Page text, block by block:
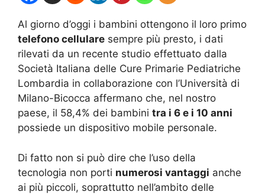
Al giorno d’oggi i bambini ottengono il loro primo
telefono cellulare sempre più presto, i dati
rilevati da un recente studio effettuato dalla
Società Italiana delle Cure Primarie Pediatriche
Lombardia in collaborazione con l’Università di
Milano-Bicocca affermano che, nel nostro
paese, il 58,4% dei bambini tra i 6 e i 10 anni
possiede un dispositivo mobile personale.
Di fatto non si può dire che l’uso della
tecnologia non porti numerosi vantaggi anche
ai più piccoli, soprattutto nell’ambito delle